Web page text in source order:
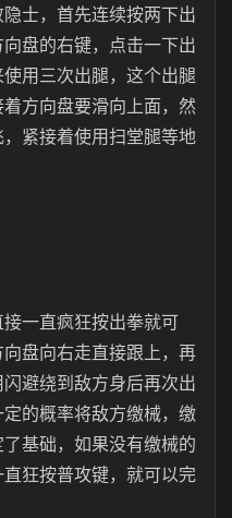
士，首先连续按两下出
盘的右键，点击一下出
用三次出腿，这个出腿
方向盘要滑向上面，然
紧接着使用扫堂腿等地
一直疯狂按出拳就可
盘向右走直接跟上，再
避绕到敌方身后再次出
的概率将敌方缴械，缴
基础，如果没有缴械的
狂按普攻键，就可以完